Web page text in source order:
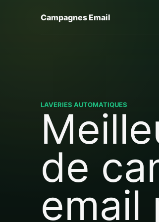
Campagnes Email
LAVERIES AUTOMATIQUES
de
email